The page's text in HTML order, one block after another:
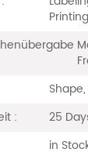
Printing
:
25
in